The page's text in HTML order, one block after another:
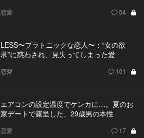
恋愛 54
LESS〜プラトニックな恋人〜：“女の欲
求”に惑わされ、見失ってしまった愛
恋愛 101
エアコンの設定温度でケンカに…。夏のお
家デートで露呈した、29歳男の本性
恋愛 17